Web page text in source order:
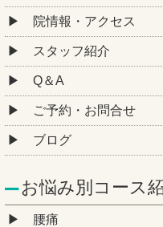
院情報・アクセス
スタッフ紹介
Q＆A
ご予約・お問合せ
ブログ
お悩み別コース
腰痛